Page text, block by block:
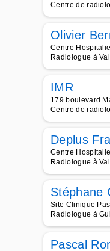
Centre de
Olivier
Centre
Radiologue à
IMR
179 boulevard
Centre de
Deplus
Centre
Radiologue à
Stéphane
Site Clinique
Radiologue à
Pascal